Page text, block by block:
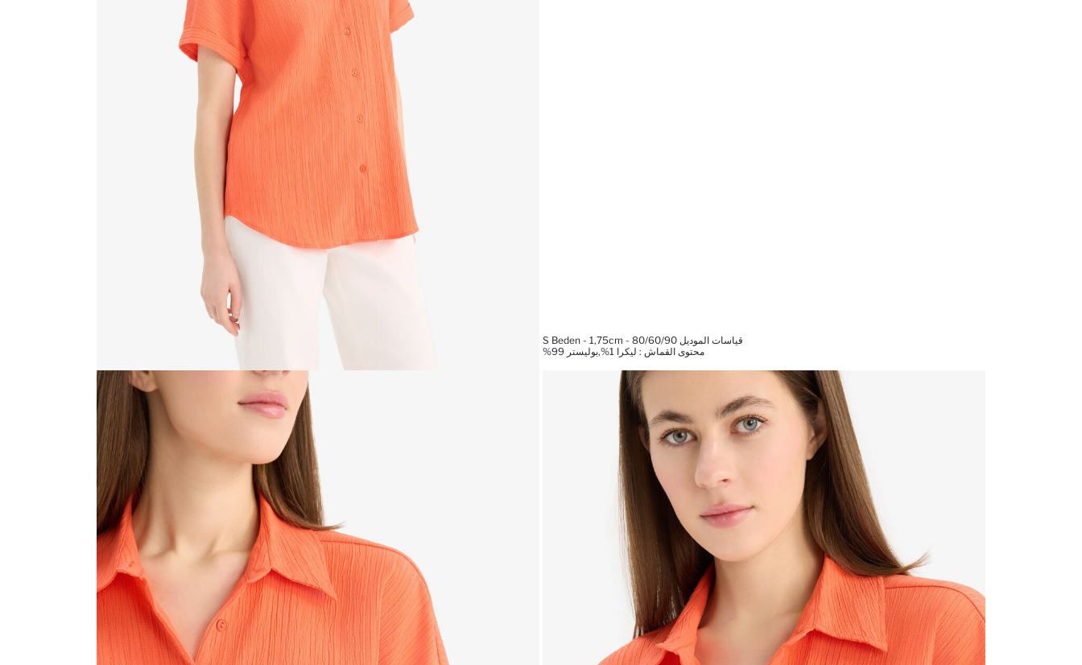
قياسات الموديل S Beden - 1,75cm - 80/60/90
محتوى القماش : ليكرا 1%,بوليستر 99%